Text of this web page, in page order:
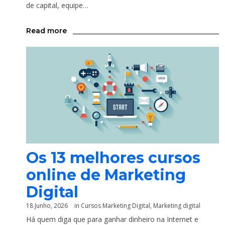
de capital, equipe…
Read more
Os 13 melhores cursos
online de Marketing
Digital
18 Junho, 2026 in Cursos Marketing Digital, Marketing digital
Há quem diga que para ganhar dinheiro na Internet e